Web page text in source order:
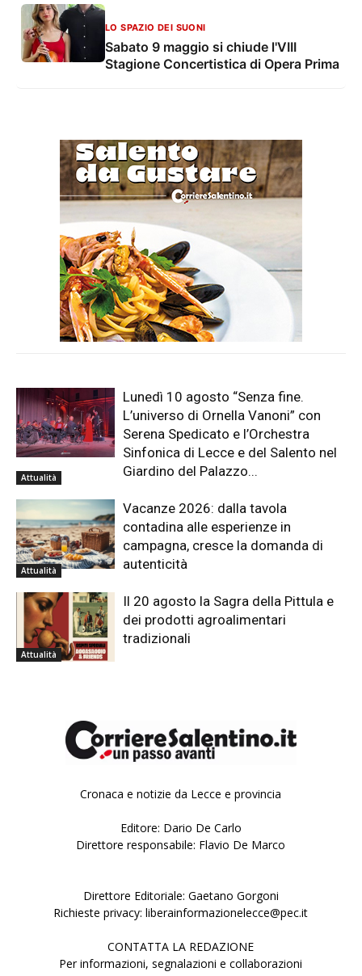
LO SPAZIO DEI SUONI
Sabato 9 maggio si chiude l'VIII
Stagione Concertistica di Opera Prima
Attualità
Lunedì 10 agosto “Senza fine.
L’universo di Ornella Vanoni” con
Serena Spedicato e l’Orchestra
Sinfonica di Lecce e del Salento nel
Giardino del Palazzo...
Attualità
Vacanze 2026: dalla tavola
contadina alle esperienze in
campagna, cresce la domanda di
autenticità
Attualità
Il 20 agosto la Sagra della Pittula e
dei prodotti agroalimentari
tradizionali
Cronaca e notizie da Lecce e provincia
Editore: Dario De Carlo
Direttore responsabile: Flavio De Marco
Direttore Editoriale: Gaetano Gorgoni
Richieste privacy: liberainformazionelecce@pec.it
CONTATTA LA REDAZIONE
Per informazioni, segnalazioni e collaborazioni